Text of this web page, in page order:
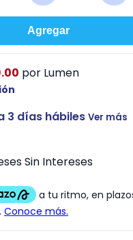
Agregar
por Lumen
3 días hábiles Ver más
Sin Intereses